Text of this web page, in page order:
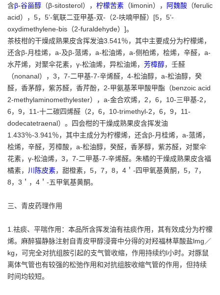
含β-谷甾醇 （β-sitosterol）， 柠檬苦素 （limonin）， 阿魏酸 （ferulic
acid），5，5’-氧联二亚甲基-双-（2-呋喃甲醛）[5，5’-
oxydimethylene-bis（2-furaldehyde）]。
茶枝柑的干燥成熟果皮含挥发油3.541％，其中主要成分为柠檬烯，
还含β-月桂烯，a-及β-蒎烯，a-松油烯，a-侧柏烯，桧烯，辛醛，a-
水芹烯，对聚伞花素，γ-松油烯，异松油烯， 芳樟醇，壬醛
（nonanal），3，7-二甲基-7-辛烯醛，4-松油醇，a-松油醇，癸
醛，香茅醇，紫苏醛，香芹酚，2-甲氨基苯甲酸甲酯（benzoic acid
2-methylaminomethylester），a-金合欢烯，2，6，10-三甲基-2，
6，9，11-十二碳四烯醛（2，6，10-trimethyl-2，6，9，11-
dodecatetraenal）。四会柑的干燥成熟果皮含挥发油
1.433％-3.941％，其中主成分为柠檬烯，还含β-月桂烯，a-蒎烯，
桧烯，辛醛，芳樟酸，a-松油醇，癸醛，香茅醇，紫苏醛，对聚伞
花素，γ-松油烯，3，7-二甲基-7-辛烯醛。朱橘的干燥成熟果皮含福
橘素， 川陈皮素，甜橙素，5，7，8，4＇-四甲氧基黄酮，5，7，
8，3＇，4＇-五甲氧基黄酮。
三、青皮药理作用
1.祛痰、平喘作用：本品所含挥发油有祛痰作用，其有效成分为柠檬
烯。麻醉猫静脉注射自青皮甲醇浸膏中分得的对羟福林草酸盐lmg／
kg，可完全对抗组胺引起的支气管收缩，作用持续约l小时。对豚鼠
离体气管也有较强的松弛作用和对抗组胺收缩气管的作用，但持续
时间均较短。